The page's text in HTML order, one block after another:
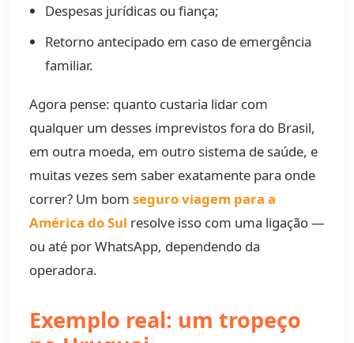
Despesas jurídicas ou fiança;
Retorno antecipado em caso de emergência
familiar.
Agora pense: quanto custaria lidar com
qualquer um desses imprevistos fora do Brasil,
em outra moeda, em outro sistema de saúde, e
muitas vezes sem saber exatamente para onde
correr? Um bom seguro viagem para a
América do Sul resolve isso com uma ligação —
ou até por WhatsApp, dependendo da
operadora.
Exemplo real: um tropeço